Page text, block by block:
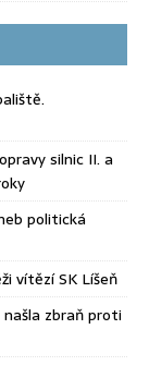
silnic II. a
politická
vítězí SK Líšeň
zbraň proti